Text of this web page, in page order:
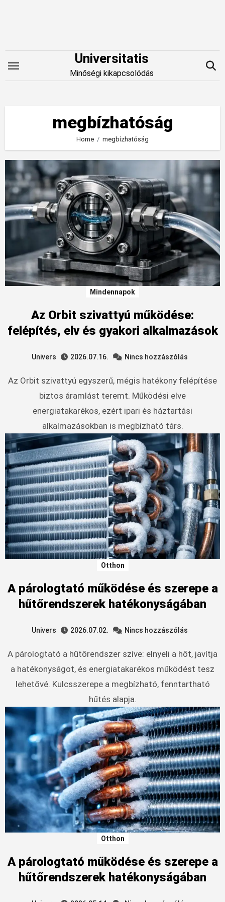
Universitatis
Minőségi kikapcsolódás
megbízhatóság
Home megbízhatóság
Mindennapok
Az Orbit szivattyú működése:
felépítés, elv és gyakori alkalmazások
Univers 2026.07.16. Nincs hozzászólás
Az Orbit szivattyú egyszerű, mégis hatékony felépítése
biztos áramlást teremt. Működési elve
energiatakarékos, ezért ipari és háztartási
alkalmazásokban is megbízható társ.
Otthon
A párologtató működése és szerepe a
hűtőrendszerek hatékonyságában
Univers 2026.07.02. Nincs hozzászólás
A párologtató a hűtőrendszer szíve: elnyeli a hőt, javítja
a hatékonyságot, és energiatakarékos működést tesz
lehetővé. Kulcsszerepe a megbízható, fenntartható
hűtés alapja.
Otthon
A párologtató működése és szerepe a
hűtőrendszerek hatékonyságában